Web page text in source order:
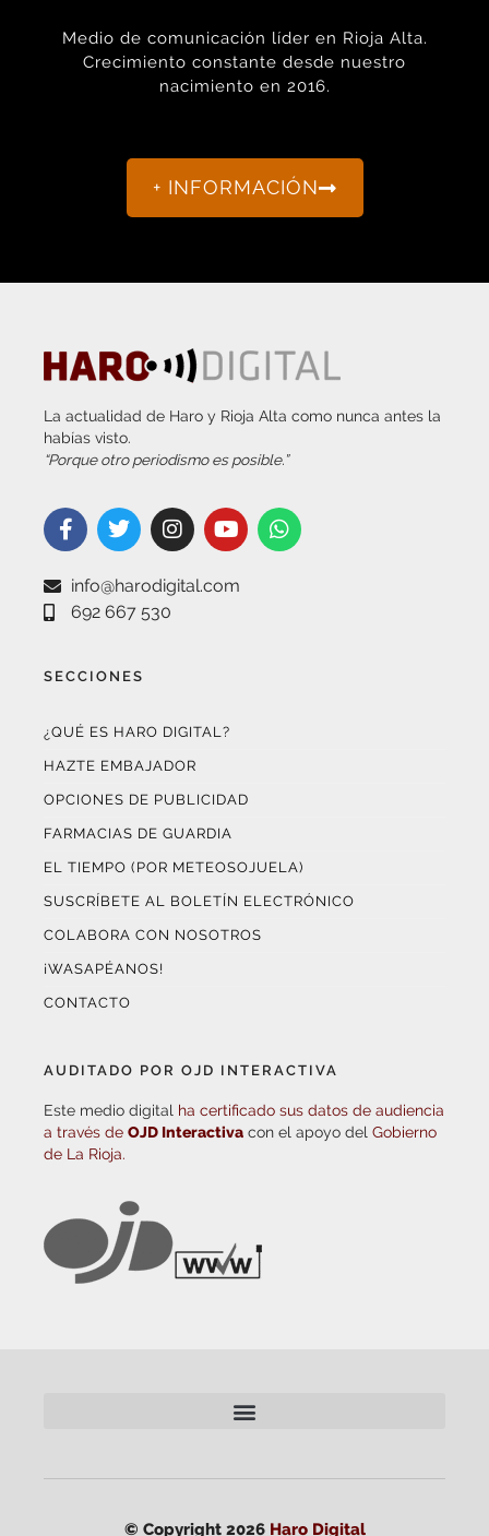
Medio de comunicación líder en Rioja Alta.
Crecimiento constante desde nuestro
nacimiento en 2016.
+ INFORMACIÓN
La actualidad de Haro y Rioja Alta como nunca antes la
habías visto.
“Porque otro periodismo es posible.”
info@harodigital.com
692 667 530
SECCIONES
¿QUÉ ES HARO DIGITAL?
HAZTE EMBAJADOR
OPCIONES DE PUBLICIDAD
FARMACIAS DE GUARDIA
EL TIEMPO (POR METEOSOJUELA)
SUSCRÍBETE AL BOLETÍN ELECTRÓNICO
COLABORA CON NOSOTROS
¡WASAPÉANOS!
CONTACTO
AUDITADO POR OJD INTERACTIVA
Este medio digital ha certificado sus datos de audiencia
a través de OJD Interactiva con el apoyo del Gobierno
de La Rioja.
© Copyright 2026 Haro Digital